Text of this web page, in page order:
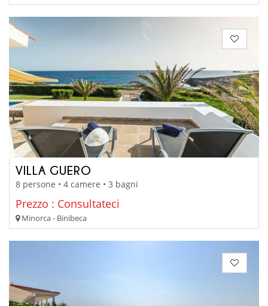
VILLA GUERO
8 persone • 4 camere • 3 bagni
Prezzo : Consultateci
Minorca - Binibeca